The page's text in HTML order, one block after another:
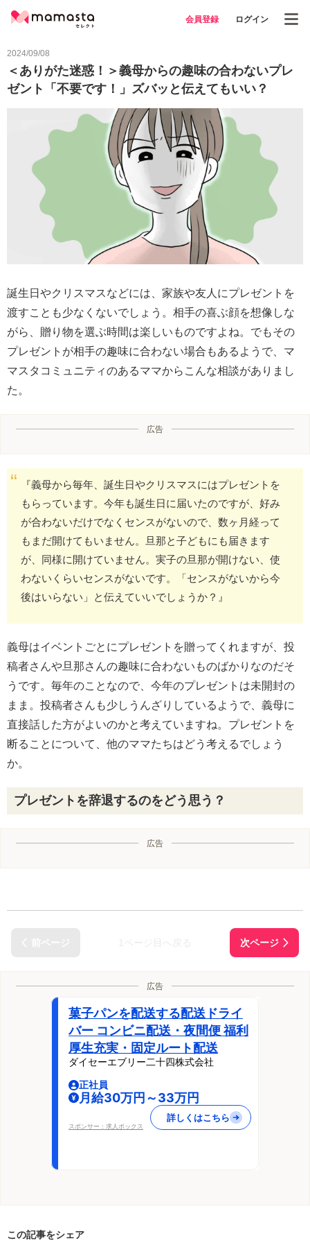
会員登録 ログイン
2024/09/08
＜ありがた迷惑！＞義母からの趣味の合わないプレ
ゼント「不要です！」ズバッと伝えてもいい？
誕生日やクリスマスなどには、家族や友人にプレゼントを
渡すことも少なくないでしょう。相手の喜ぶ顔を想像しな
がら、贈り物を選ぶ時間は楽しいものですよね。でもその
プレゼントが相手の趣味に合わない場合もあるようで、マ
マスタコミュニティのあるママからこんな相談がありまし
た。
広告
『義母から毎年、誕生日やクリスマスにはプレゼントを
もらっています。今年も誕生日に届いたのですが、好み
が合わないだけでなくセンスがないので、数ヶ月経って
もまだ開けてもいません。旦那と子どもにも届きます
が、同様に開けていません。実子の旦那が開けない、使
わないくらいセンスがないです。「センスがないから今
後はいらない」と伝えていいでしょうか？』
義母はイベントごとにプレゼントを贈ってくれますが、投
稿者さんや旦那さんの趣味に合わないものばかりなのだそ
うです。毎年のことなので、今年のプレゼントは未開封の
まま。投稿者さんも少しうんざりしているようで、義母に
直接話した方がよいのかと考えていますね。プレゼントを
断ることについて、他のママたちはどう考えるでしょう
か。
プレゼントを辞退するのをどう思う？
広告
広告
菓子パンを配送する配送ドライ
バー コンビニ配送・夜間便 福利
厚生充実・固定ルート配送
ダイセーエブリー二十四株式会社
正社員
月給30万円～33万円
スポンサー：求人ボックス
詳しくはこちら
この記事をシェア